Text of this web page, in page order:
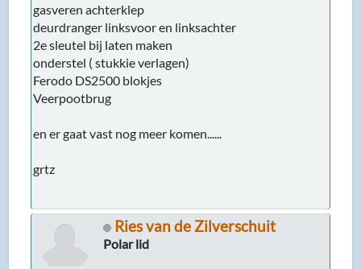
gasveren achterklep
deurdranger linksvoor en linksachter
2e sleutel bij laten maken
onderstel ( stukkie verlagen)
Ferodo DS2500 blokjes
Veerpootbrug
en er gaat vast nog meer komen......
grtz
Ries van de Zilverschuit
Polar lid